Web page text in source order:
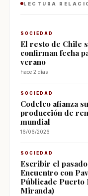
LECTURA
SOCIEDAD
El resto de Chile
confirman fecha
verano
hace 2 días
SOCIEDAD
Codelco afianza
producción de
mundial
16/06/2026
SOCIEDAD
Escribir el
Encuentro con
Públicade Puerto
Miranda)